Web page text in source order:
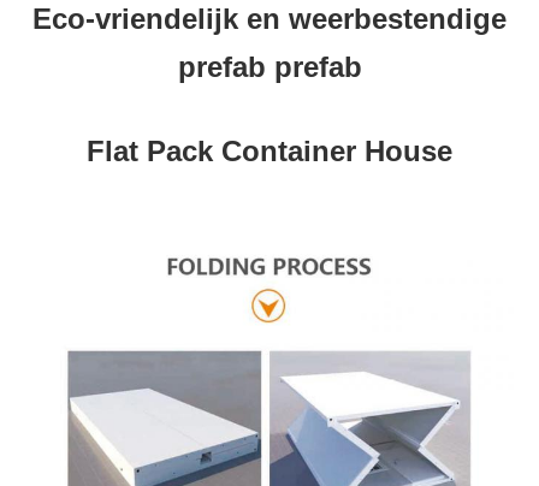
Eco-vriendelijk en weerbestendige
prefab prefab
Flat Pack Container House